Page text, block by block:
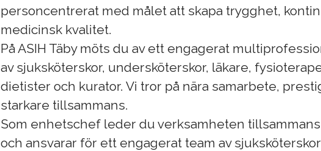
personcentrerat med målet att skapa trygghet,
medicinsk kvalitet.
På ASIH Täby möts du av ett engagerat
av sjuksköterskor, undersköterskor, läkare,
dietister och kurator. Vi tror på nära samarbete,
starkare tillsammans.
Som enhetschef leder du verksamheten
och ansvarar för ett engagerat team av